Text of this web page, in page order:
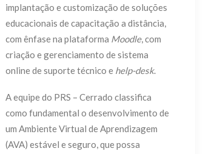
implantação e customização de soluções
educacionais de capacitação a distância,
com ênfase na plataforma Moodle, com
criação e gerenciamento de sistema
online de suporte técnico e help-desk.
A equipe do PRS – Cerrado classifica
como fundamental o desenvolvimento de
um Ambiente Virtual de Aprendizagem
(AVA) estável e seguro, que possa